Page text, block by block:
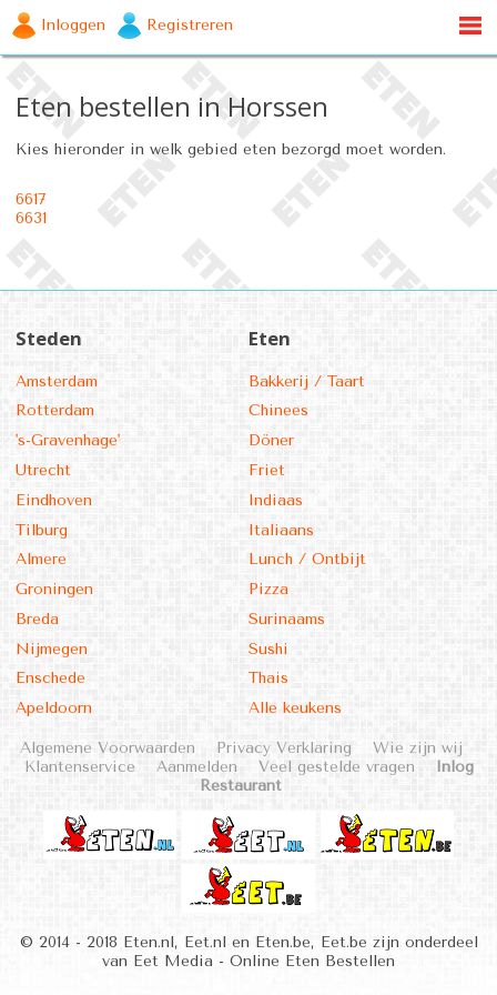
Inloggen Registreren
Eten bestellen in Horssen
Kies hieronder in welk gebied eten bezorgd moet worden.
6617
6631
Steden
Amsterdam
Rotterdam
's-Gravenhage'
Utrecht
Eindhoven
Tilburg
Almere
Groningen
Breda
Nijmegen
Enschede
Apeldoorn
Eten
Bakkerij / Taart
Chinees
Döner
Friet
Indiaas
Italiaans
Lunch / Ontbijt
Pizza
Surinaams
Sushi
Thais
Alle keukens
Algemene Voorwaarden Privacy Verklaring
Wie zijn wij
Klantenservice
Aanmelden Veel gestelde vragen
Inlog
Restaurant
© 2014 - 2018 Eten.nl, Eet.nl en Eten.be, Eet.be zijn onderdeel
van Eet Media - Online Eten Bestellen